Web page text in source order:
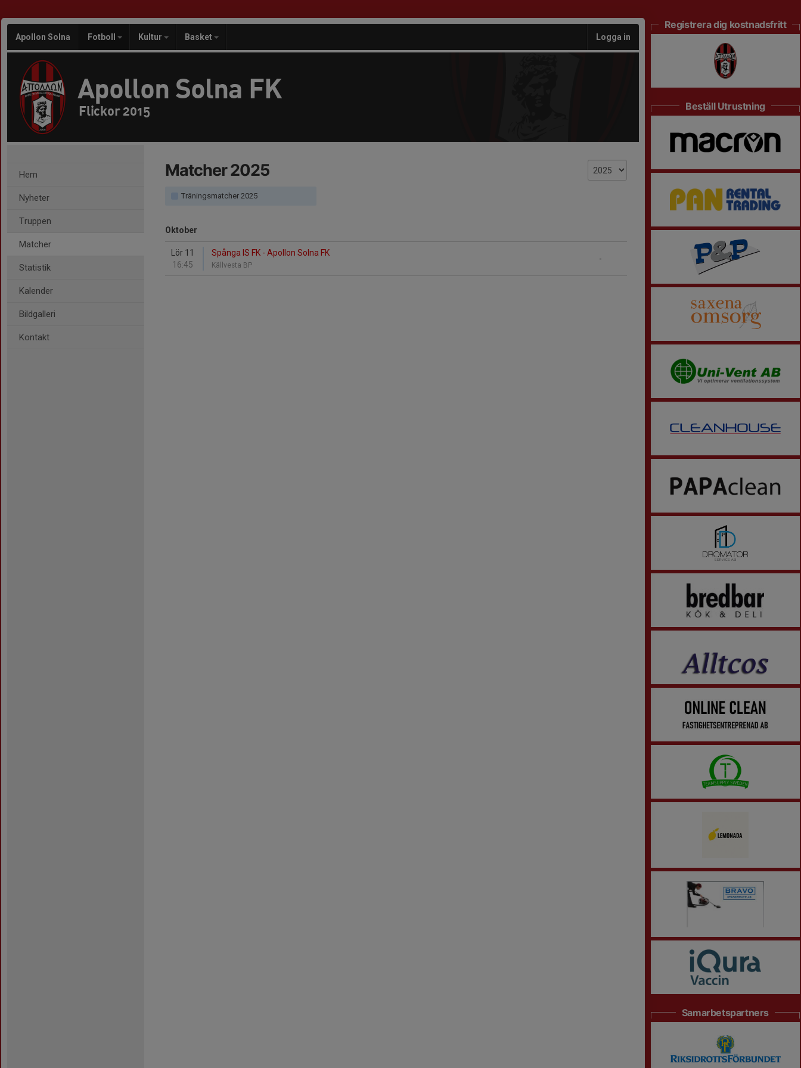
Apollon Solna Fotboll Kultur Basket Logga in
Apollon Solna FK
Flickor 2015
Hem
Nyheter
Truppen
Matcher
Statistik
Kalender
Bildgalleri
Kontakt
Matcher 2025
Träningsmatcher 2025
Oktober
Lör 11
16:45
-
Spånga IS FK - Apollon Solna FK
Källvesta BP
Registrera dig kostnadsfritt
Beställ Utrustning
Samarbetspartners